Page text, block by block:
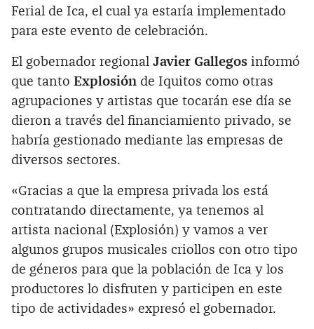
Ferial de Ica, el cual ya estaría implementado
para este evento de celebración.
El gobernador regional Javier Gallegos informó
que tanto Explosión de Iquitos como otras
agrupaciones y artistas que tocarán ese día se
dieron a través del financiamiento privado, se
habría gestionado mediante las empresas de
diversos sectores.
«Gracias a que la empresa privada los está
contratando directamente, ya tenemos al
artista nacional (Explosión) y vamos a ver
algunos grupos musicales criollos con otro tipo
de géneros para que la población de Ica y los
productores lo disfruten y participen en este
tipo de actividades» expresó el gobernador.